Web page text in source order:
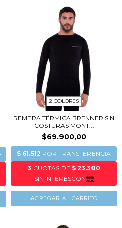
2 COLORES
REMERA TÉRMICA BRENNER SIN
COSTURAS MONT...
$69.900,00
AGREGAR AL CARRITO